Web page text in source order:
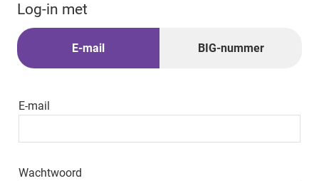
Log-in met
E-mail
E-mail
Wachtwoord
BIG-nummer